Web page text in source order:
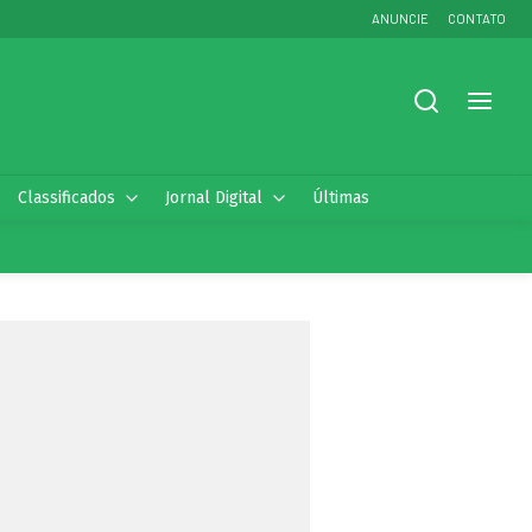
ANUNCIE CONTATO
Classificados Jornal Digital Últimas